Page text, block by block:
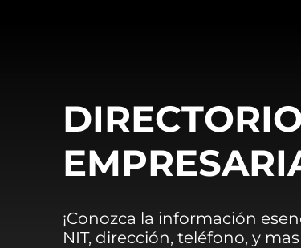
¡Conozca la información
NIT, dirección, teléfono, y